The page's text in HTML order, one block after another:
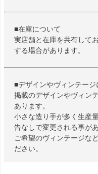
■在庫について
実店舗と在庫を共有して
する場合があります。
■デザインやヴィンテージ
掲載のデザインやヴィン
あります。
小さな造り手が多く生産
告なしで変更される事があ
ご希望のヴィンテージな
ださい。